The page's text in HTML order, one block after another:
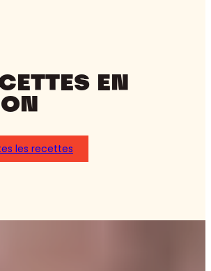
EN
les recettes